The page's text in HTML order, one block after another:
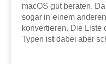
macOS gut beraten.
sogar in einem
konvertieren. Die Liste
Typen ist dabei aber